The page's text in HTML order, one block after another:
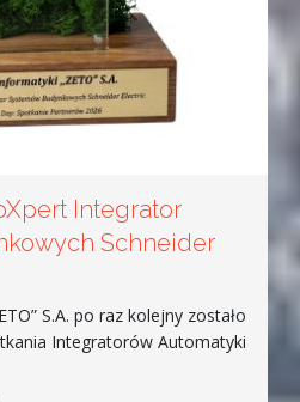
Integrator
Schneider
S.A. po raz kolejny zostało
Integratorów Automatyki